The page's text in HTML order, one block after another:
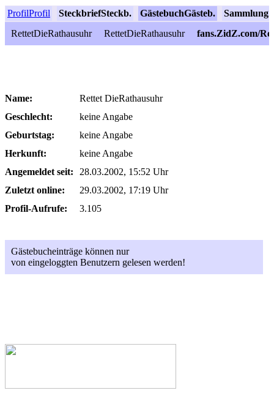
ProfilProfil SteckbriefSteckb. GästebuchGästeb. Sammlung
RettetDieRathausuhr
RettetDieRathausuhr fans.ZidZ.com/
Name:
Rettet DieRathausuhr
Geschlecht:
keine Angabe
Geburtstag:
keine Angabe
Herkunft:
keine Angabe
Angemeldet seit:
28.03.2002, 15:52 Uhr
Zuletzt online:
29.03.2002, 17:19 Uhr
Profil-Aufrufe:
3.105
Gästebucheinträge können nur
von eingeloggten Benutzern gelesen werden!